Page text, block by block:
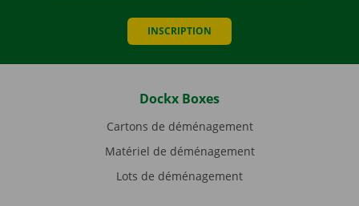
INSCRIPTION
Dockx Boxes
Cartons de déménagement
Matériel de déménagement
Lots de déménagement